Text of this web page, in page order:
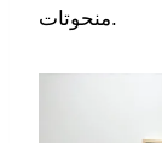
منحوتات.